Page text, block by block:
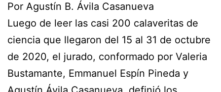
Por Agustín B. Ávila Casanueva
Luego de leer las casi 200 calaveritas de
ciencia que llegaron del 15 al 31 de octubre
de 2020, el jurado, conformado por Valeria
Bustamante, Emmanuel Espín Pineda y